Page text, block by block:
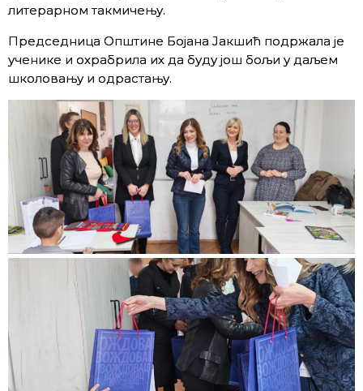
литерарном такмичењу.
Председница Општине Бојана Јакшић подржала је
ученике и охрабрила их да буду још бољи у даљем
школовању и одрастању.